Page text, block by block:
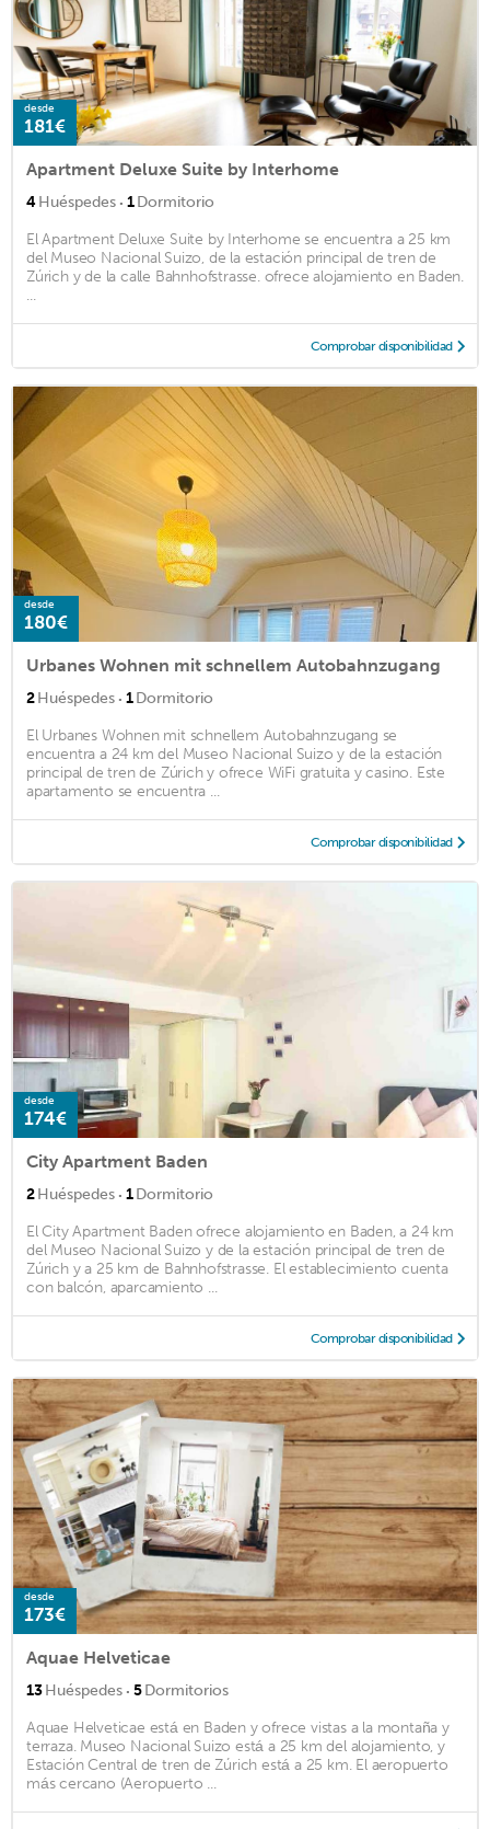
desde
181€
Apartment Deluxe Suite by Interhome
4Huéspedes · 1Dormitorio
El Apartment Deluxe Suite by Interhome se encuentra a 25 km
del Museo Nacional Suizo, de la estación principal de tren de
Zúrich y de la calle Bahnhofstrasse. ofrece alojamiento en Baden.
...
Comprobar disponibilidad
desde
180€
Urbanes Wohnen mit schnellem Autobahnzugang
2Huéspedes · 1Dormitorio
El Urbanes Wohnen mit schnellem Autobahnzugang se
encuentra a 24 km del Museo Nacional Suizo y de la estación
principal de tren de Zúrich y ofrece WiFi gratuita y casino. Este
apartamento se encuentra ...
Comprobar disponibilidad
desde
174€
City Apartment Baden
2Huéspedes · 1Dormitorio
El City Apartment Baden ofrece alojamiento en Baden, a 24 km
del Museo Nacional Suizo y de la estación principal de tren de
Zúrich y a 25 km de Bahnhofstrasse. El establecimiento cuenta
con balcón, aparcamiento ...
Comprobar disponibilidad
desde
173€
Aquae Helveticae
13Huéspedes · 5Dormitorios
Aquae Helveticae está en Baden y ofrece vistas a la montaña y
terraza. Museo Nacional Suizo está a 25 km del alojamiento, y
Estación Central de tren de Zúrich está a 25 km. El aeropuerto
más cercano (Aeropuerto ...